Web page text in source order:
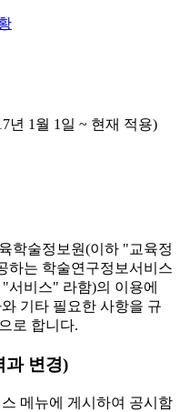
년 1월 1일 ~ 현재 적용)
학술정보원(이하 "교육정
하는 학술연구정보서비스
서비스" 라함)의 이용에
기타 필요한 사항을 규
로 합니다.
과 변경)
메뉴에 게시하여 공시함